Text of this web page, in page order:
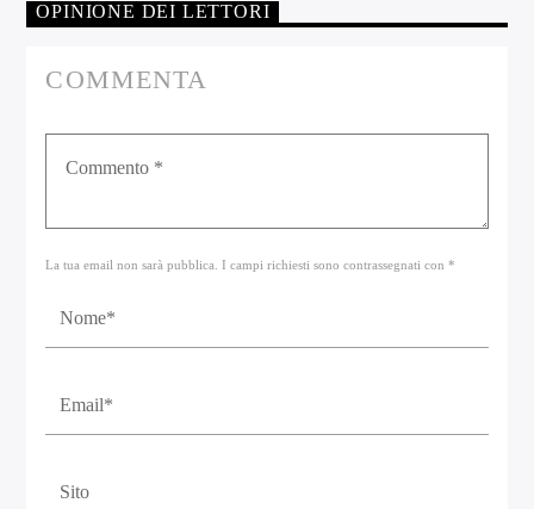
OPINIONE DEI LETTORI
COMMENTA
La tua email non sarà pubblica. I campi richiesti sono contrassegnati con *